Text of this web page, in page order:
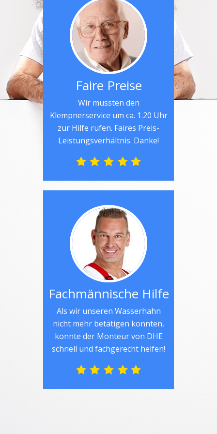
Faire Preise
Wir mussten den
Klempnerservice um ca. 1.20 Uhr
zur Hilfe rufen. Faires Preis-
Leistungsverhältnis. Danke!
Fachmännische Hilfe
Als wir unseren Wasserhahn
nicht mehr betätigen konnten,
konnte der Monteur von DHE
schnell und fachgerecht helfen!